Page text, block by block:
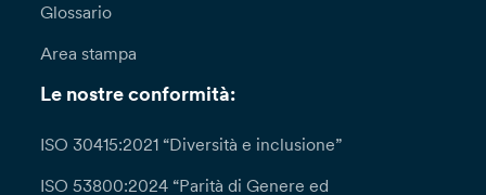
Glossario
Area stampa
Le nostre conformità:
ISO 30415:2021 “Diversità e inclusione”
ISO 53800:2024 “Parità di Genere ed